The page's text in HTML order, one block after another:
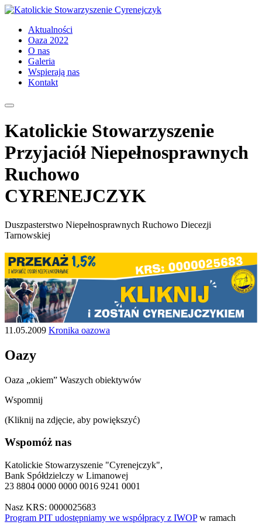
Aktualności
Oaza 2022
O nas
Galeria
Wspierają nas
Kontakt
Katolickie Stowarzyszenie
Przyjaciół Niepełnosprawnych
Ruchowo
CYRENEJCZYK
Duszpasterstwo Niepełnosprawnych Ruchowo Diecezji
Tarnowskiej
11.05.2009 Kronika oazowa
Oazy
Oaza „okiem” Waszych obiektywów
Wspomnij
(Kliknij na zdjęcie, aby powiększyć)
Wspomóż nas
Katolickie Stowarzyszenie "Cyrenejczyk",
Bank Spółdzielczy w Limanowej
23 8804 0000 0000 0016 9241 0001
Nasz KRS: 0000025683
Program PIT udostępniamy we współpracy z IWOPw ramach